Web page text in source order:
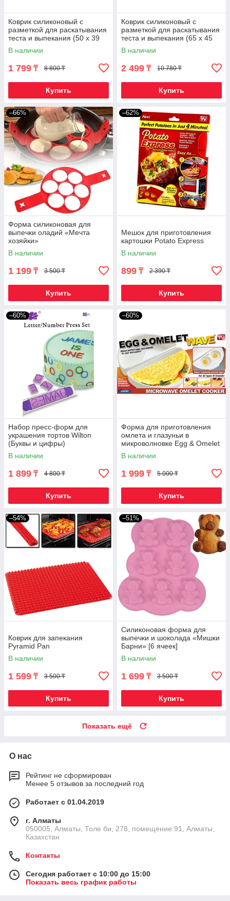
Коврик силиконовый с
разметкой для раскатывания
теста и выпекания (50 х 39
см)
В наличии
1 799 ₸ 8 800 ₸
Купить
Коврик силиконовый с
разметкой для раскатывания
теста и выпекания (65 х 45
см)
В наличии
2 499 ₸ 10 780 ₸
Купить
–66%
Форма силиконовая для
выпечки оладий «Мечта
хозяйки»
В наличии
1 199 ₸ 3 500 ₸
Купить
–62%
Мешок для приготовления
картошки Potato Express
В наличии
899 ₸ 2 390 ₸
Купить
–60%
Набор пресс-форм для
украшения тортов Wilton
(Буквы и цифры)
В наличии
1 899 ₸ 4 800 ₸
Купить
–60%
Форма для приготовления
омлета и глазуньи в
микроволновке Egg & Omelet
Wave 2-в-1
В наличии
1 999 ₸ 5 000 ₸
Купить
–54%
Коврик для запекания
Pyramid Pan
В наличии
1 599 ₸ 3 500 ₸
Купить
–51%
Силиконовая форма для
выпечки и шоколада «Мишки
Барни» [6 ячеек]
В наличии
1 699 ₸ 3 500 ₸
Купить
Показать ещё
О нас
Рейтинг не сформирован
Менее 5 отзывов за последний год
Работает с 01.04.2019
г. Алматы
050005, Алматы, Толе би, 278, помещение 91, Алматы,
Казахстан
Контакты
Сегодня работает с 10:00 до 15:00
Показать весь график работы